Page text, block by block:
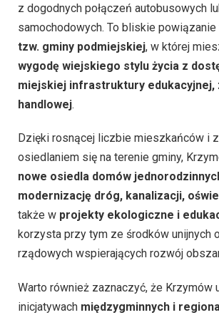
z dogodnych połączeń autobusowych
samochodowych. To bliskie
tzw. gminy podmiejskiej, w której
wygodę wiejskiego stylu życia z
miejskiej infrastruktury edukacyjnej,
handlowej.
Dzięki rosnącej liczbie mieszkańców i
osiedlaniem się na terenie gminy,
nowe osiedla domów
modernizację dróg, kanalizacji,
także w projekty ekologiczne i
korzysta przy tym ze środków unijnych
rządowych wspierających rozwój
Warto również zaznaczyć, że Krzymów
inicjatywach międzygminnych i